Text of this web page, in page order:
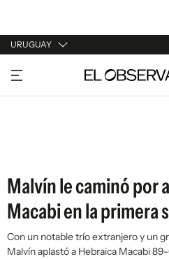
URUGUAY
URUGUAY
ARGENTINA
Malvín le caminó por
Macabi en la primera
Con un notable trío extranjero y un
Malvín aplastó a Hebraica Macabi